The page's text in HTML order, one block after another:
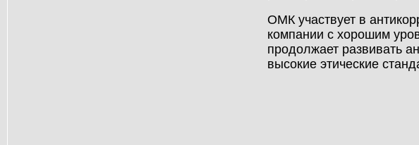
ОМК участвует в
компании с хорошим
продолжает развивать
высокие этические